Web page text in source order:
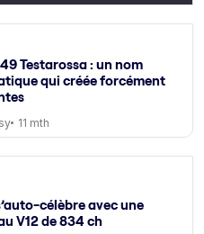
Testarossa : un nom
qui créée forcément
11 mth
célèbre avec une
V12 de 834 ch